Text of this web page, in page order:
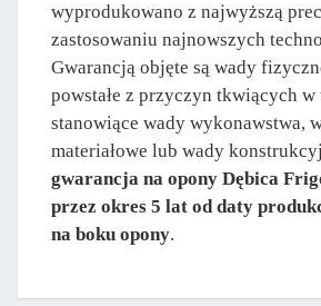
wyprodukowano z najwyższą
zastosowaniu najnowszych
Gwarancją objęte są wady
powstałe z przyczyn tkwiących w
stanowiące wady wykonawstwa,
materiałowe lub wady
gwarancja na opony Dębica
przez okres 5 lat od daty
na boku opony.